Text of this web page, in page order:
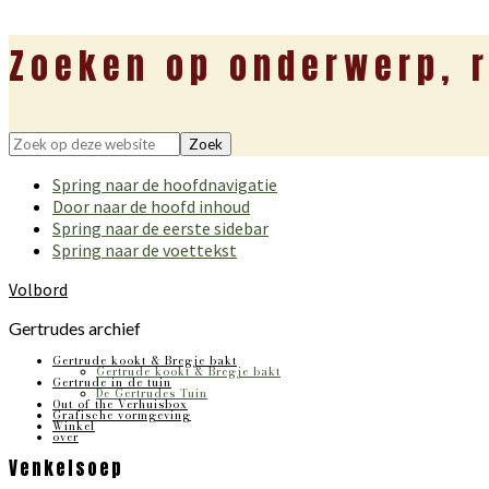
Zoeken op onderwerp,
Zoek
deze
website
Spring naar de hoofdnavigatie
Door naar de hoofd inhoud
Spring naar de eerste sidebar
Spring naar de voettekst
Volbord
Gertrudes archief
Gertrude kookt & Bregje bakt
Gertrude kookt & Bregje bakt
Gertrude in de tuin
De Gertrudes Tuin
Out of the Verhuisbox
Grafische vormgeving
Winkel
over
Venkelsoep